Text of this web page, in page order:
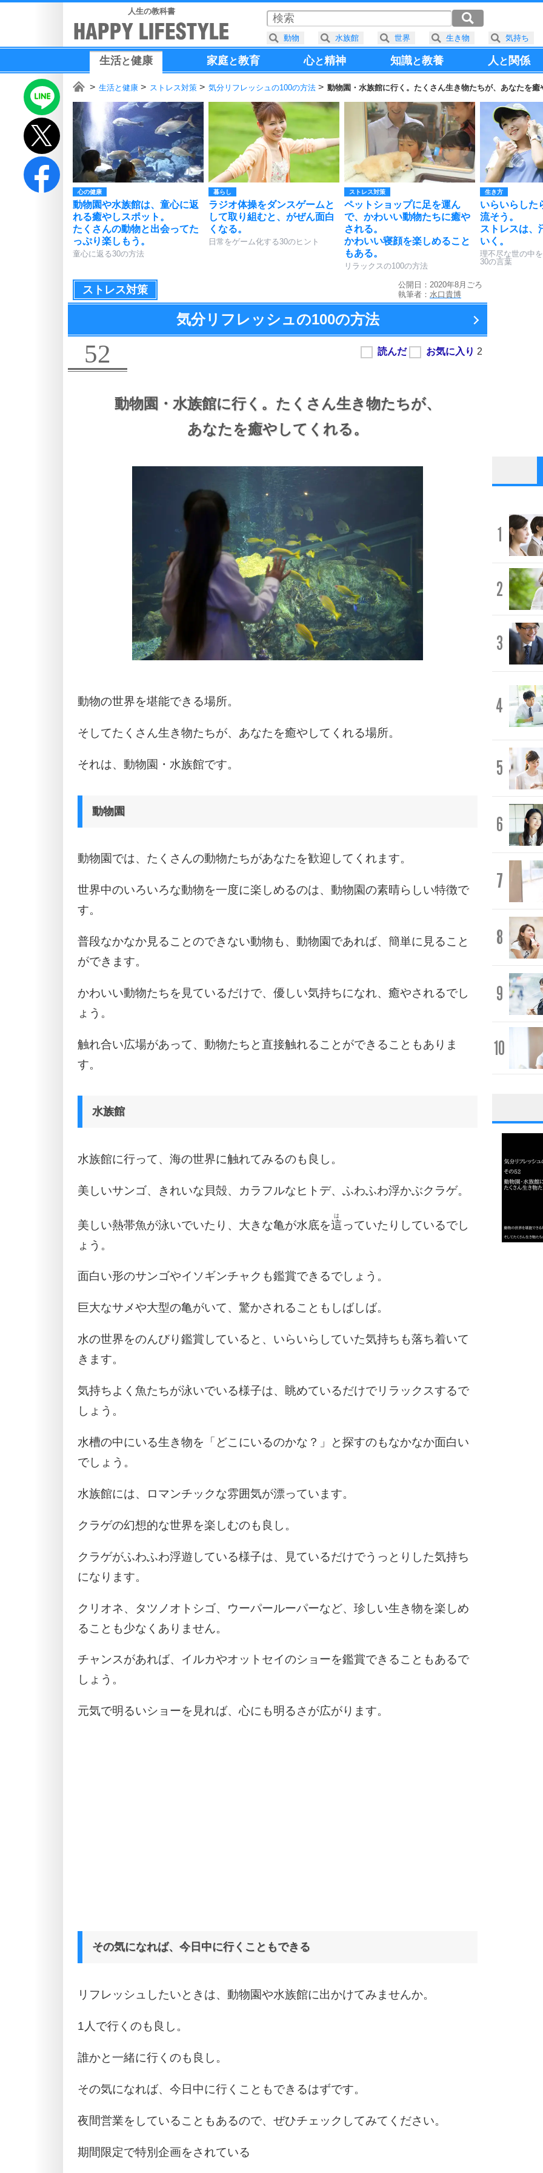
人生の教科書
生活と健康 家庭と教育 心と精神 知識と教養 人と 関係
生活と健康 ストレス対策 気分リフレッシュの100の方法 動物園・水族館に行く。たくさん生き物たちが、あなたを癒
心の健康
動物園や水族館は、童心に返
れる癒やしスポット。
たくさんの動物と出会ってた
っぷり楽しもう。
童心に返る30の方法
暮らし
ラジオ体操をダンスゲームと
して取り組むと、がぜん面白
くなる。
日常をゲーム化する30のヒント
ストレス対策
ペットショップに足を運ん
で、かわいい動物たちに癒や
される。
かわいい寝顔を楽しめること
もある。
リラックスの100の方法
生き方
いらいらした
流そう。
ストレスは、
いく。
理不尽な世の中
30の言葉
ストレス対策
公開日：2020年8月ごろ
執筆者： 水口貴博
気分リフレッシュの100の方法
52
動物園・水族館に行く。 たくさん生き物たちが、
あなたを癒やしてくれる。
動物の世界を堪能できる場所。
そしてたくさん生き物たちが、あなたを癒やしてくれる場所。
それは、動物園・水族館です。
動物園
動物園では、たくさんの動物たちがあなたを歓迎してくれます。
世界中のいろいろな動物を一度に楽しめるのは、動物園の素晴らしい特徴で
す。
普段なかなか見ることのできない動物も、動物園であれば、簡単に見ること
ができます。
かわいい動物たちを見ているだけで、優しい気持ちになれ、癒やされるでし
ょう。
触れ合い広場があって、動物たちと直接触れることができることもありま
す。
水族館
水族館に行って、海の世界に触れてみるのも良し。
美しいサンゴ、きれいな貝殻、カラフルなヒトデ、ふわふわ浮かぶクラゲ。
美しい熱帯魚が泳いでいたり、大きな亀が水底を這
は
っていたりしているでし
ょう。
面白い形のサンゴやイソギンチャクも鑑賞できるでしょう。
巨大なサメや大型の亀がいて、驚かされることもしばしば。
水の世界をのんびり鑑賞していると、いらいらしていた気持ちも落ち着いて
きます。
気持ちよく魚たちが泳いでいる様子は、眺めているだけでリラックスするで
しょう。
水槽の中にいる生き物を「どこにいるのかな？」と探すのもなかなか面白い
でしょう。
水族館には、ロマンチックな雰囲気が漂っています。
クラゲの幻想的な世界を楽しむのも良し。
クラゲがふわふわ浮遊している様子は、見ているだけでうっとりした気持ち
になります。
クリオネ、タツノオトシゴ、ウーパールーパーなど、珍しい生き物を楽しめ
ることも少なくありません。
チャンスがあれば、イルカやオットセイのショーを鑑賞できることもあるで
しょう。
元気で明るいショーを見れば、心にも明るさが広がります。
その気になれば、今日中に行くこともできる
リフレッシュしたいときは、動物園や水族館に出かけてみませんか。
1人で行くのも良し。
誰かと一緒に行くのも良し。
その気になれば、今日中に行くこともできるはずです。
夜間営業をしていることもあるので、ぜひチェックしてみてください。
期間限定で特別企画をされている
1
2
3
4
5
6
7
8
9
10
1
3
動物 水族館 世界 生き物 気持ち